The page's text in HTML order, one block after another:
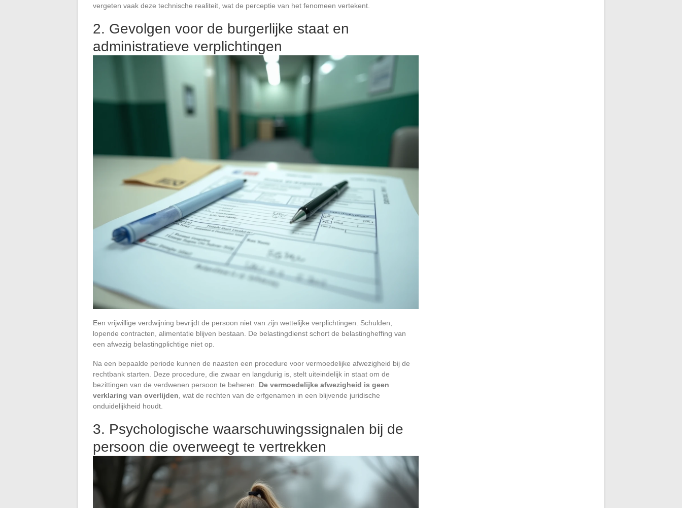
vergeten vaak deze technische realiteit, wat de perceptie van het fenomeen vertekent.
2. Gevolgen voor de burgerlijke staat en
administratieve verplichtingen
Een vrijwillige verdwijning bevrijdt de persoon niet van zijn wettelijke verplichtingen. Schulden,
lopende contracten, alimentatie blijven bestaan. De belastingdienst schort de belastingheffing van
een afwezig belastingplichtige niet op.
Na een bepaalde periode kunnen de naasten een procedure voor vermoedelijke afwezigheid bij de
rechtbank starten. Deze procedure, die zwaar en langdurig is, stelt uiteindelijk in staat om de
bezittingen van de verdwenen persoon te beheren. De vermoedelijke afwezigheid is geen
verklaring van overlijden , wat de rechten van de erfgenamen in een blijvende juridische
onduidelijkheid houdt.
3. Psychologische waarschuwingssignalen bij de
persoon die overweegt te vertrekken